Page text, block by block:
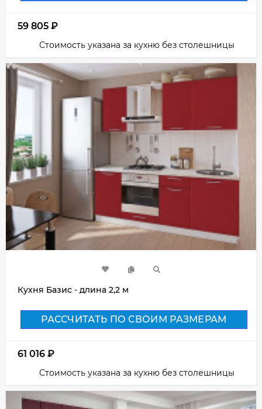
59 805 ₽
Стоимость указана за кухню без столешницы
Кухня Базис - длина 2,2 м
РАССЧИТАТЬ ПО СВОИМ РАЗМЕРАМ
61 016 ₽
Стоимость указана за кухню без столешницы